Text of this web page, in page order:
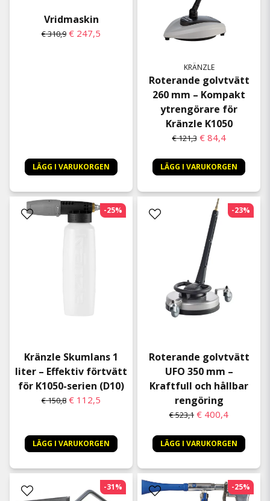
Vridmaskin
€ 310,9 € 247,5
LÄGG I VARUKORGEN
KRÄNZLE
Roterande golvtvätt
260 mm – Kompakt
ytrengörare för
Kränzle K1050
€ 121,3 € 84,4
LÄGG I VARUKORGEN
Kränzle Skumlans 1
liter – Effektiv förtvätt
för K1050-serien (D10)
€ 150,8 € 112,5
LÄGG I VARUKORGEN
-25%
Roterande golvtvätt
UFO 350 mm –
Kraftfull och hållbar
rengöring
€ 523,1 € 400,4
LÄGG I VARUKORGEN
-23%
-31% -25%